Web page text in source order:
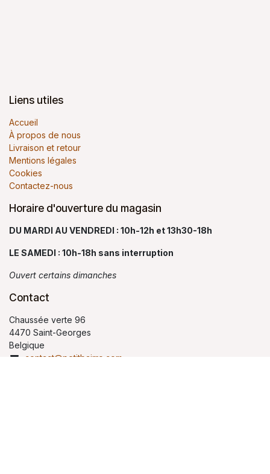
Liens utiles
Accueil
À propos de nous
Livraison et retour
Mentions légales
Cookies
Contactez-nous
Horaire d'ouverture du magasin
DU MARDI AU VENDREDI : 10h-12h et 13h30-18h
LE SAMEDI : 10h-18h sans interruption
Ouvert certains dimanches
Contact
Chaussée verte 96
4470 Saint-Georges
Belgique
contact@petitbairro.com